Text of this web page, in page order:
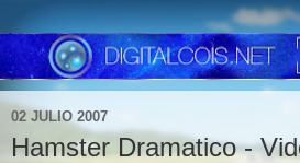
02 JULIO 2007
Hamster Dramatico -